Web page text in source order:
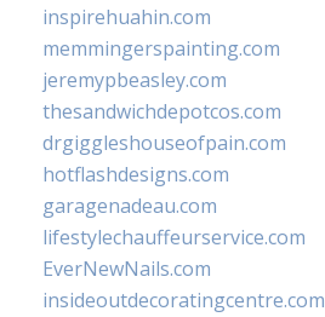
inspirehuahin.com
memmingerspainting.com
jeremypbeasley.com
thesandwichdepotcos.com
drgiggleshouseofpain.com
hotflashdesigns.com
garagenadeau.com
lifestylechauffeurservice.com
EverNewNails.com
insideoutdecoratingcentre.com